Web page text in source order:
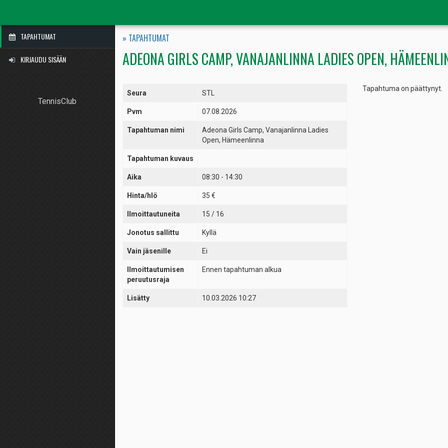
TAPAHTUMAT
KIRJAUDU SISÄÄN
TennisClub
» TAPAHTUMAT
ADEONA GIRLS CAMP, VANAJANLINNA LADIES OPEN,
Seura STL
Pvm 07.08.2026
Tapahtuman nimi
Adeona Girls Camp, Vanajanlinna Ladies
Open, Hämeenlinna
Tapahtuman kuvaus
Aika 08:30 - 14:30
Hinta/hlö 35 €
Ilmoittautuneita 15 / 16
Jonotus sallittu Kyllä
Vain jäsenille Ei
Ilmoittautumisen
peruutusraja
Ennen tapahtuman alkua
Lisätty 10.03.2026 10:27
Tapahtuma on päättynyt.